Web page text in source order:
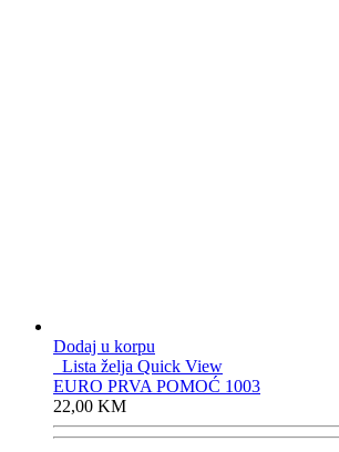
Dodaj u korpu
Lista želja Quick View
EURO PRVA POMOĆ 1003
22,00 KM